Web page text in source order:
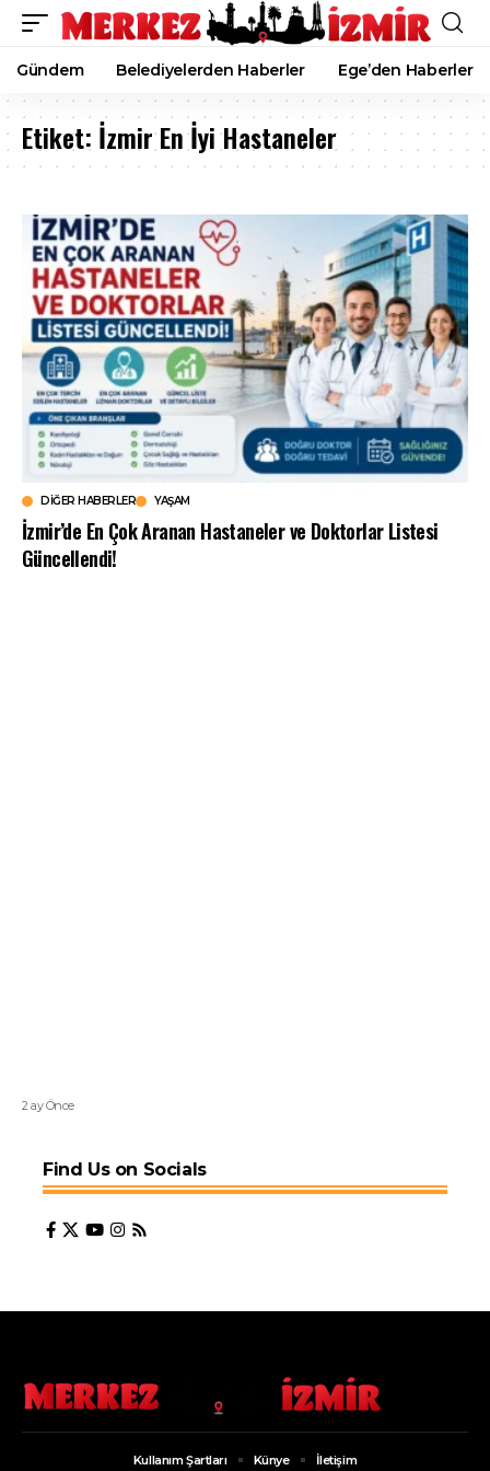
Gündem Belediyelerden Haberler Ege’den Haberler
Etiket: İzmir En İyi Hastaneler
DIĞER HABERLER YAŞAM
İzmir’de En Çok Aranan Hastaneler ve Doktorlar Listesi
Güncellendi!
2 ay Önce
Find Us on Socials
Kullanım Şartları Künye İletişim